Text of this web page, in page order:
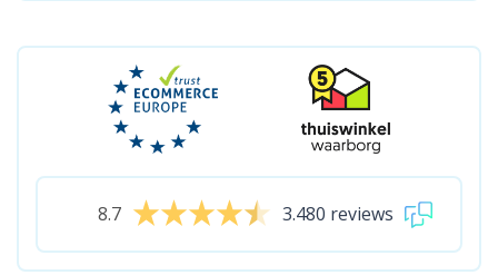
8.7 3.480 reviews